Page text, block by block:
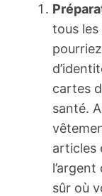
tous
cartes
santé.
articles
sûr où